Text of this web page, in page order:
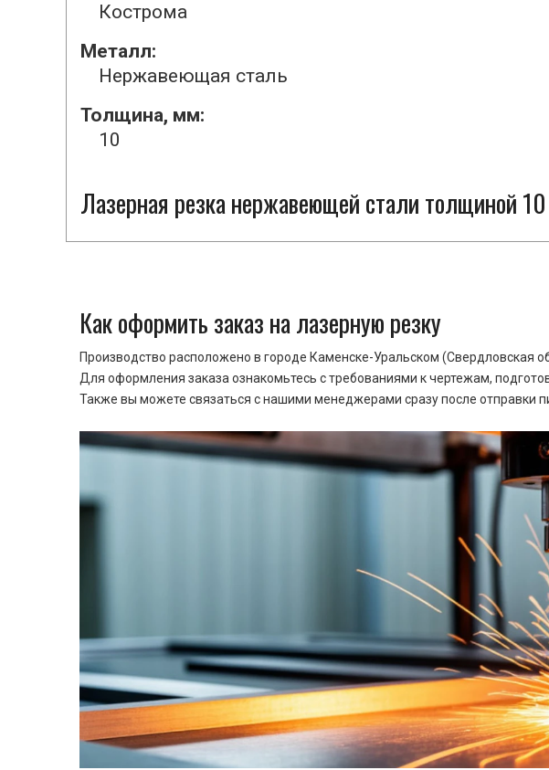
Кострома
Металл:
Нержавеющая сталь
Толщина, мм:
10
Лазерная резка нержавеющей стали толщиной
Как оформить заказ на лазерную резку
Производство расположено в городе Каменске-Уральском (Свердловская
Для оформления заказа ознакомьтесь с требованиями к чертежам,
Также вы можете связаться с нашими менеджерами сразу после отправки